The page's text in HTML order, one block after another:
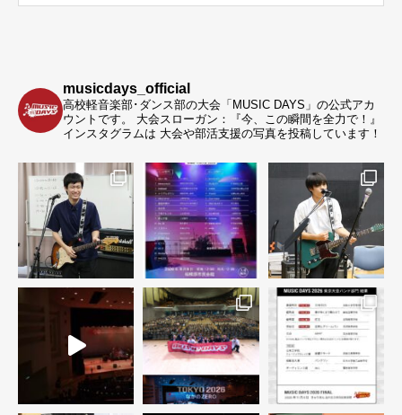
musicdays_official
高校軽音楽部･ダンス部の大会「MUSIC DAYS」の公式アカ
ウントです。
大会スローガン：『今、この瞬間を全力で！』
インスタグラムは 大会や部活支援の写真を投稿しています！